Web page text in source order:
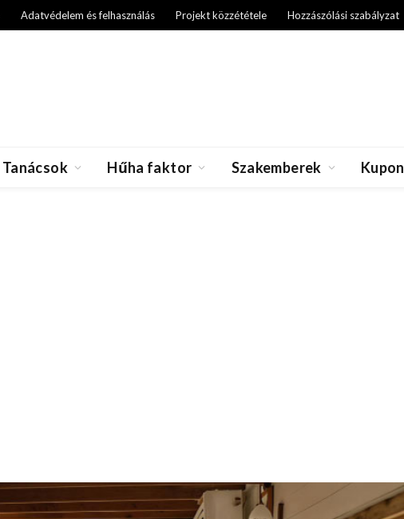
Adatvédelem és felhasználás Projekt közzététele Hozzászólási szabályzat
Tanácsok Hűha faktor Szakemberek Kupon